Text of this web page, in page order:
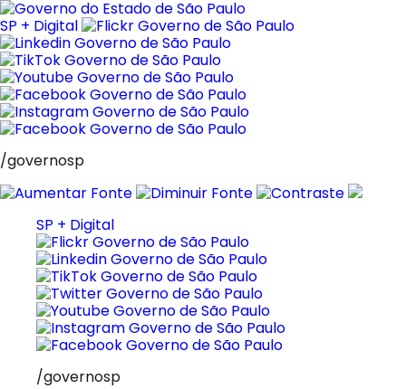
Pular
para
o
conteúdo
SP + Digital
/governosp
SP + Digital
/governosp